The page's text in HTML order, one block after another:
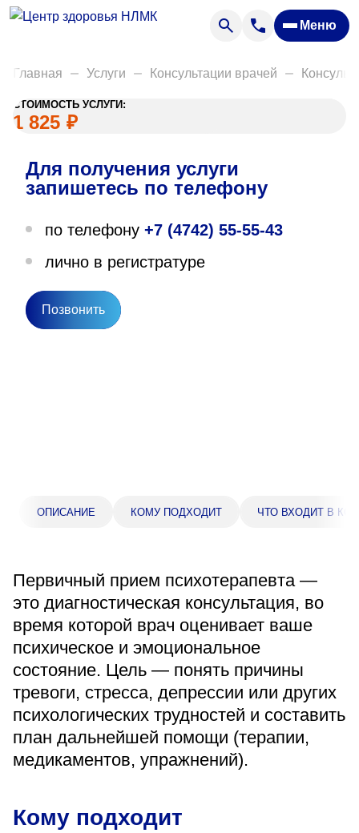
Меню
Анализы
Акции
Пациентам
Вакансии
О нас
Направления деятельности
Центр здоровья НЛМК
Понедельник — пятница 7:30–20:00
Суббота 08:00–16:00
Регистратура
+7 (4742) 55-55-43
Санаторий-профилакторий
«Парус»
Адрес
Понедельник — четверг
08:00–16:45
Главная Услуги Консультации врачей
ОПИСАНИЕ КОМУ ПОДХОДИТ ЧТО ВХОДИТ В
Первичный прием психотерапевта —
это диагностическая консультация, во
время которой врач оценивает ваше
психическое и эмоциональное
состояние. Цель — понять причины
тревоги, стресса, депрессии или других
психологических трудностей и составить
план дальнейшей помощи (терапии,
медикаментов, упражнений).
Кому подходит
СТОИМОСТЬ УСЛУГИ:
1 825 ₽
Для получения услуги
запишетесь по телефону
по телефону +7 (4742) 55-55-43
лично в регистратуре
Позвонить